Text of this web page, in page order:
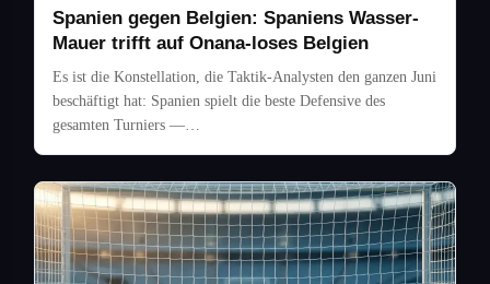
Spanien gegen Belgien: Spaniens Wasser-
Mauer trifft auf Onana-loses Belgien
Es ist die Konstellation, die Taktik-Analysten den ganzen Juni
beschäftigt hat: Spanien spielt die beste Defensive des
gesamten Turniers —…